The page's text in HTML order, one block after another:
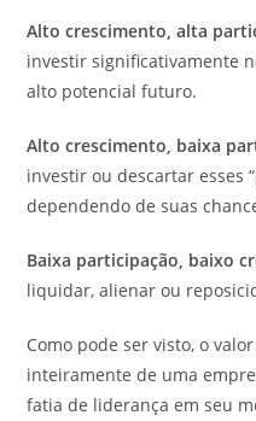
Alto crescimento, alta
investir significativamente
alto potencial futuro.
Alto crescimento, baixa
investir ou descartar esses
dependendo de suas
Baixa participação, baixo
liquidar, alienar ou
Como pode ser visto, o
inteiramente de uma
fatia de liderança em seu